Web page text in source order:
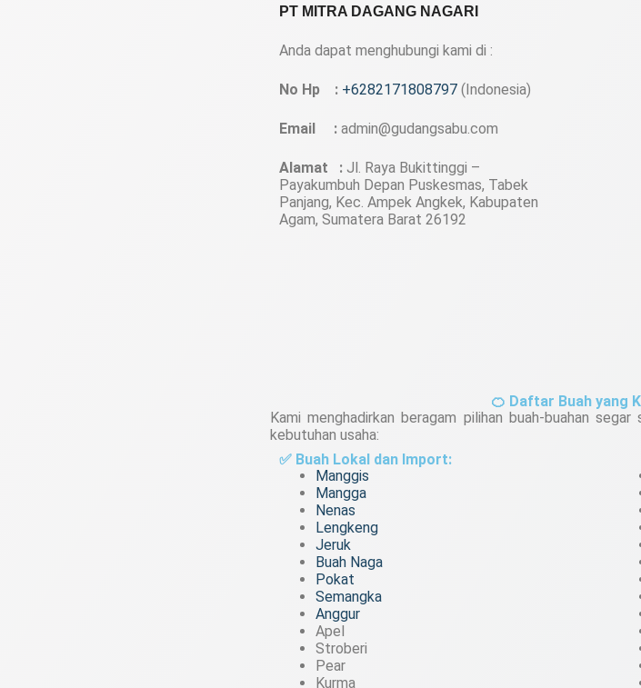
PT MITRA DAGANG NAGARI
Anda dapat menghubungi kami di :
No Hp : +6282171808797 (Indonesia)
Email : admin@gudangsabu.com
Alamat : Jl. Raya Bukittinggi –
Payakumbuh Depan Puskesmas, Tabek
Panjang, Kec. Ampek Angkek, Kabupaten
Agam, Sumatera Barat 26192
🍊 Daftar Buah yang
Kami menghadirkan beragam pilihan buah-buahan
kebutuhan usaha:
✅ Buah Lokal dan Import:
Manggis
Mangga
Nenas
Lengkeng
Jeruk
Buah Naga
Pokat
Semangka
Anggur
Apel
Stroberi
Pear
Kurma